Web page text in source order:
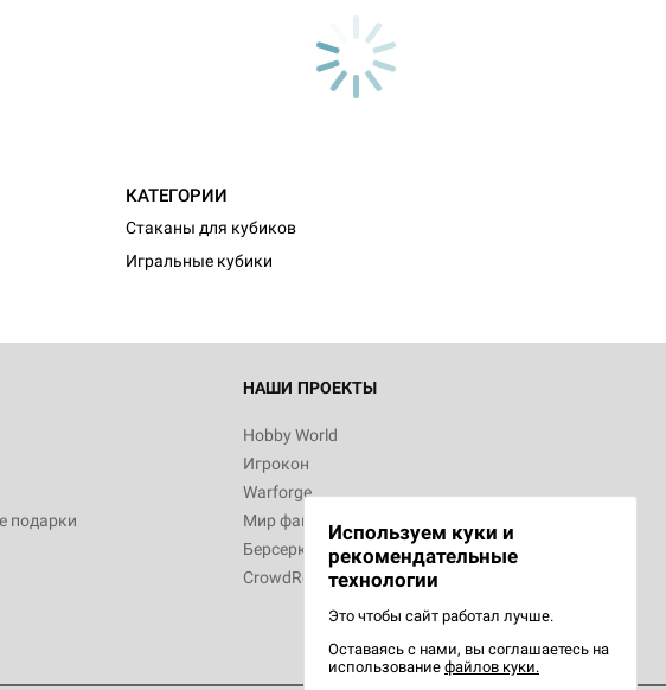
КАТЕГОРИИ
Стаканы для кубиков
Игральные кубики
подарки
НАШИ ПРОЕКТЫ
Hobby World
Игрокон
Warforge
Мир фантастики
Берсерк
CrowdRepublic
Используем куки и
рекомендательные
технологии
Это чтобы сайт работал лучше.
Оставаясь с нами, вы соглашаетесь на
использование файлов куки.